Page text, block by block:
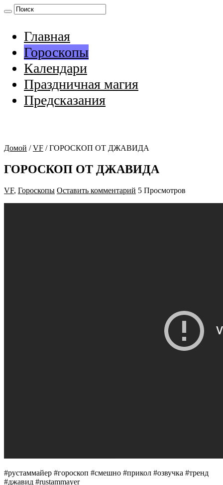
Главная
Гороскопы
Календари
Праздничная магия
Предсказания
Домой / VF / ГОРОСКОП ОТ ДЖАВИДА
ГОРОСКОП ОТ ДЖАВИДА
VF, Гороскопы Оставить комментарий 5 Просмотров
#рустаммайер #гороскоп #смешно #прикол #озвучка #тренд
#джавид #rustammayer